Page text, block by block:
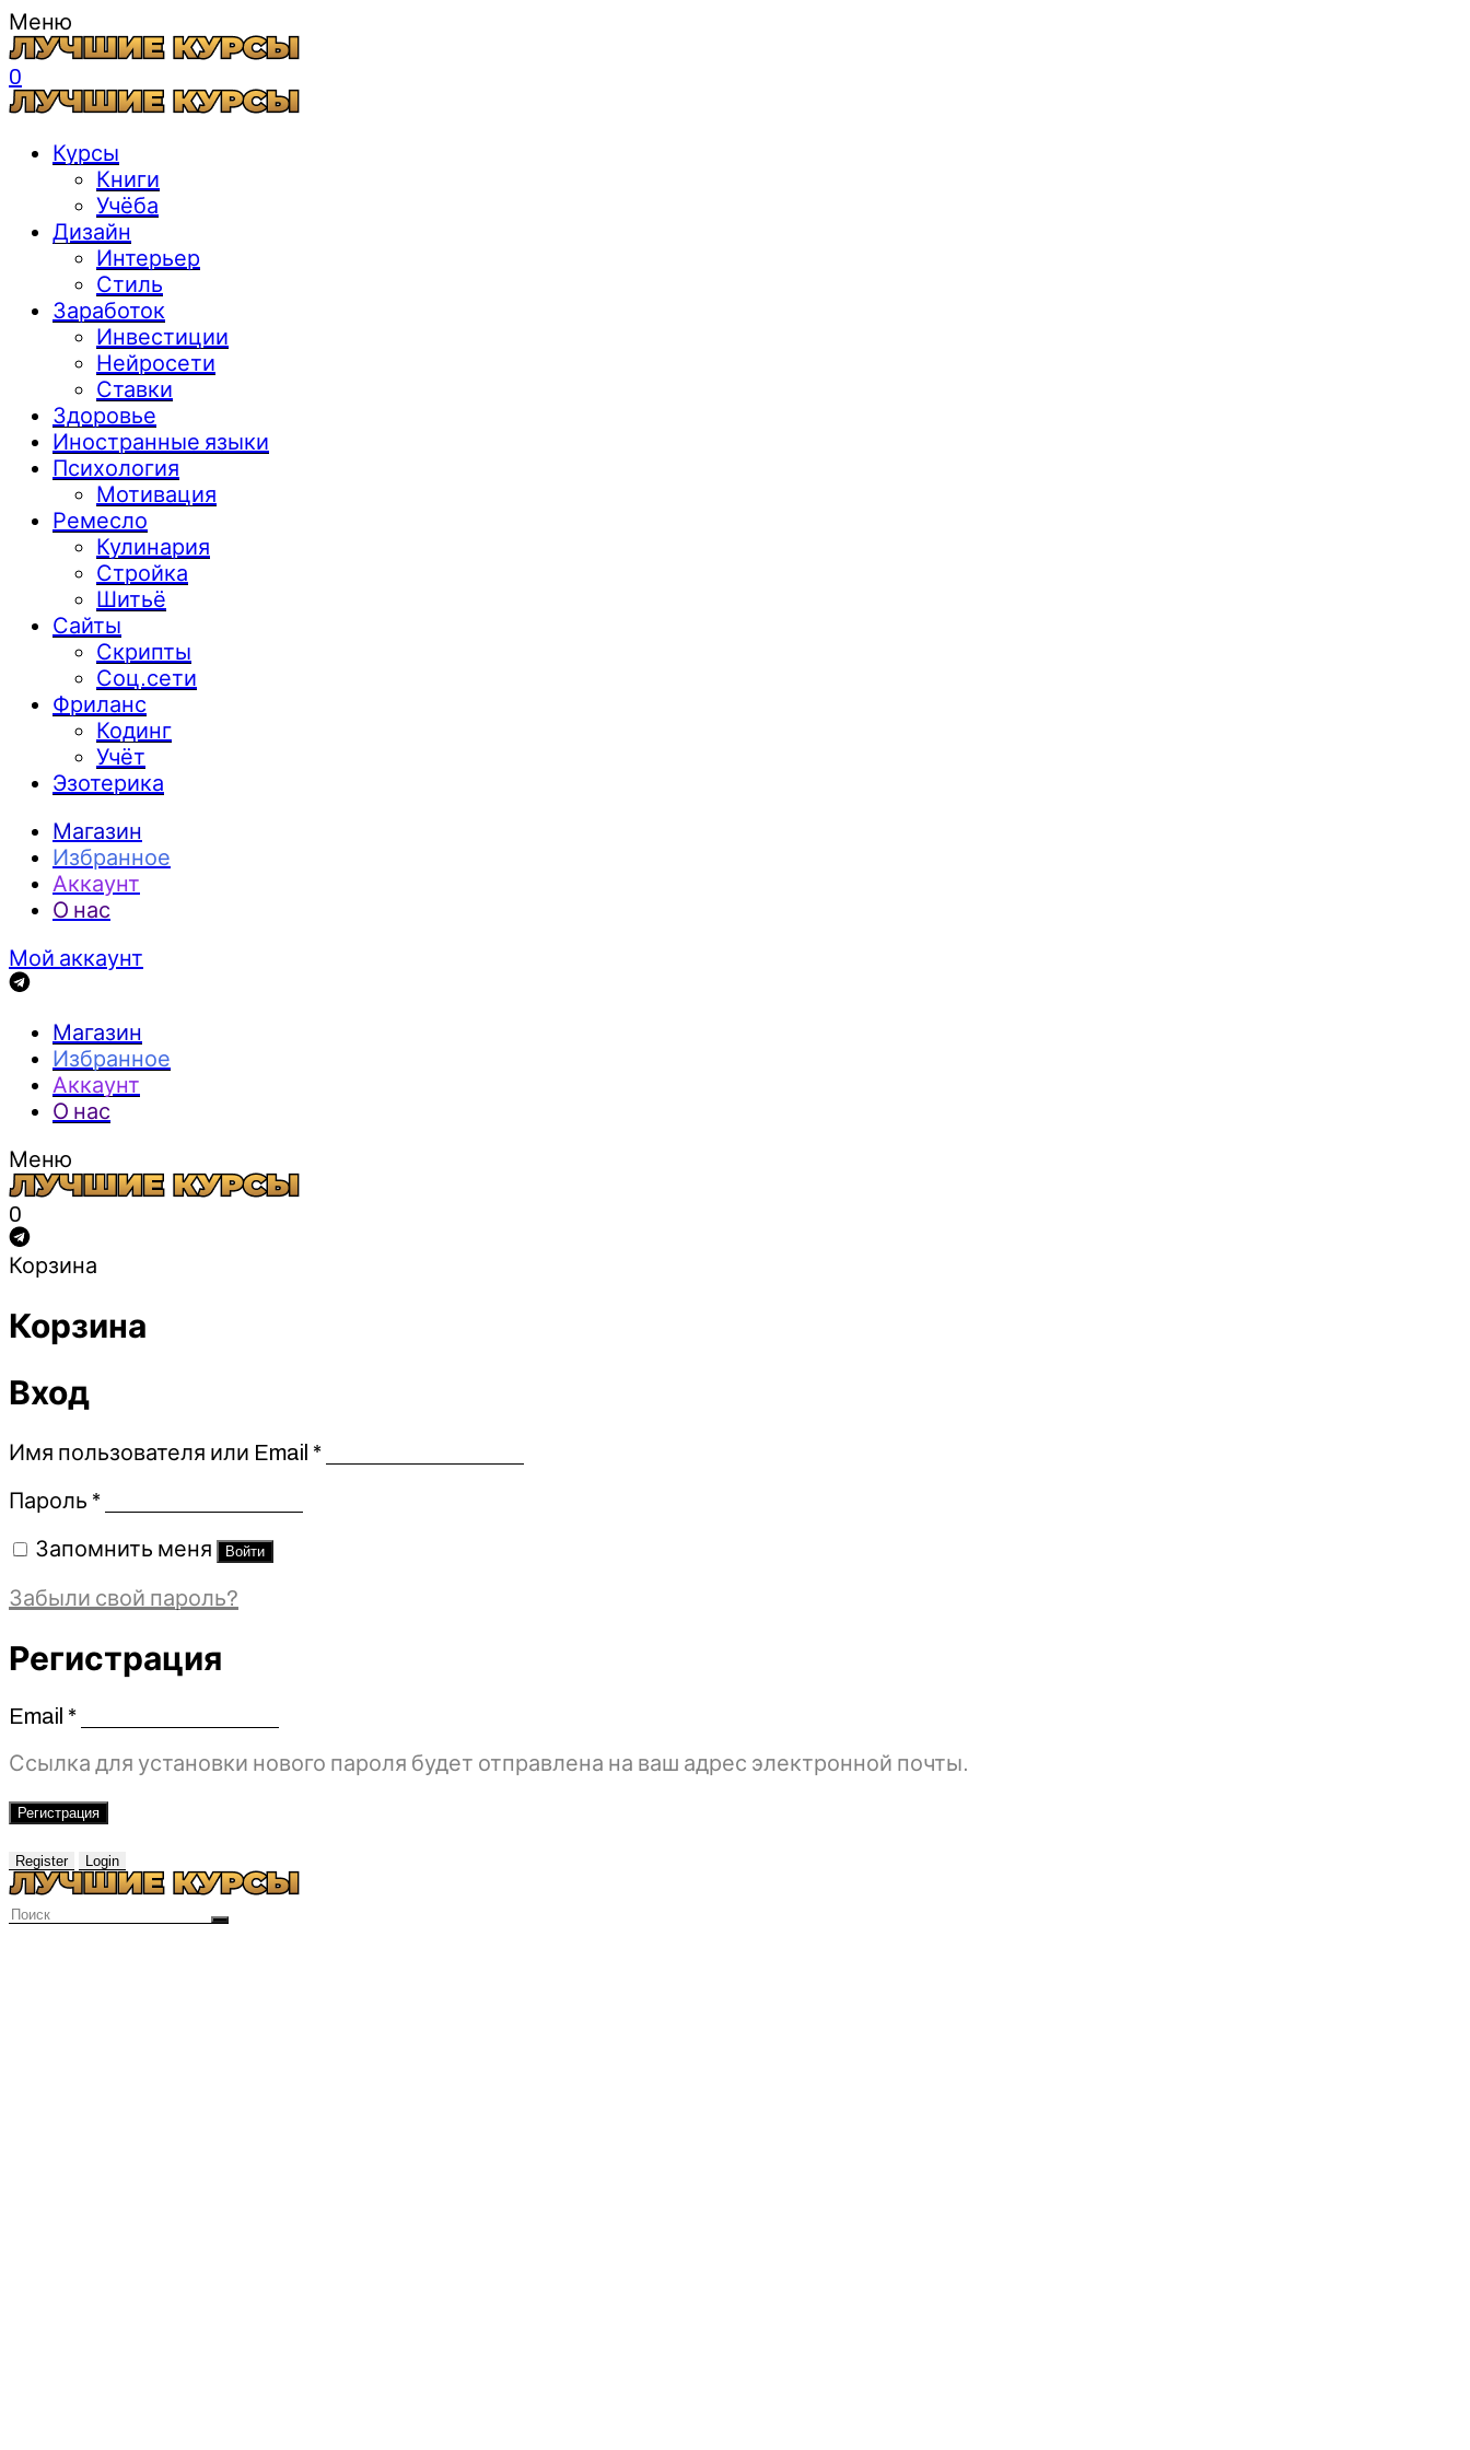
Меню
0
Курсы
Книги
Учёба
Дизайн
Интерьер
Стиль
Заработок
Инвестиции
Нейросети
Ставки
Здоровье
Иностранные языки
Психология
Мотивация
Ремесло
Кулинария
Стройка
Шитьё
Сайты
Скрипты
Соц.сети
Фриланс
Кодинг
Учёт
Эзотерика
Магазин
Избранное
Аккаунт
О нас
Мой аккаунт
Магазин
Избранное
Аккаунт
О нас
Меню
0
Корзина
Корзина
Вход
Имя пользователя или Email *Обязательно
Пароль *Обязательно
Запомнить меня Войти
Забыли свой пароль?
Регистрация
Email *Обязательно
Ссылка для установки нового пароля будет отправлена ​​на ваш адрес электронной почты.
Регистрация
Register Login